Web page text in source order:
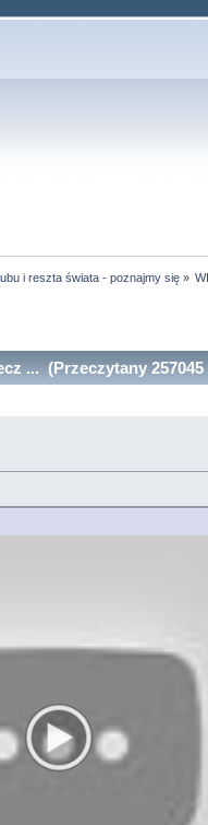
i reszta świata - poznajmy się »
... (Przeczytany 257045